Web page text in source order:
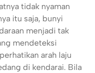
tidak nyaman
itu saja, bunyi
menjadi tak
mendeteksi
arah laju
di kendarai. Bila